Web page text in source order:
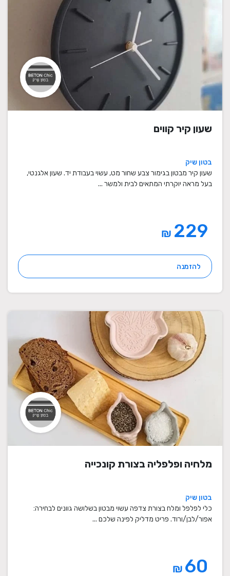
שעון קיר קווים
בטון שיק
שעון קיר מבטון בגימור צבע שחור מט, עשוי בעבודת יד. שעון אלגנטי,
בעל מראה יוקרתי המתאים לבית ולמשר ...
₪
להזמנה
מלחיה ופלפליה בצורת קונכייה
בטון שיק
כלי לפלפל ומלח בצורת צדפה עשוי מבטון בשלושה גוונים לבחירה:
אפור/לבן/ורוד. פריט מדליק לפינה שלכם ...
₪